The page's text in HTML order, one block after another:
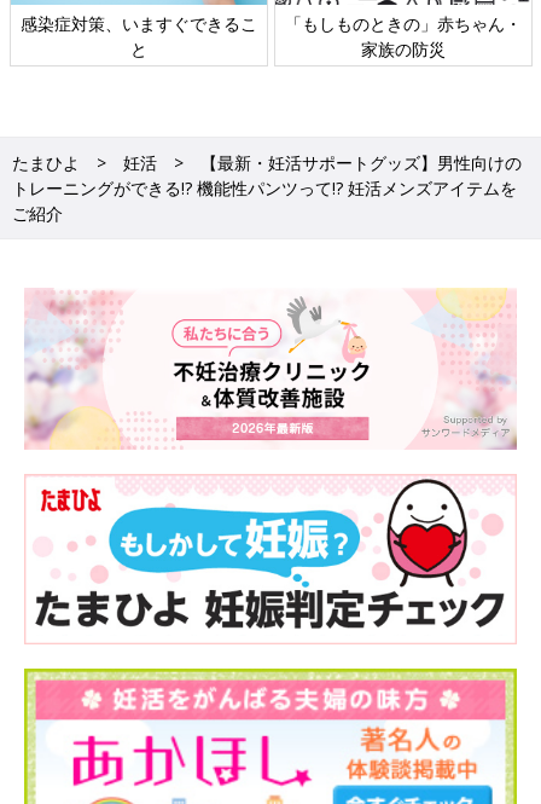
感染症対策、いますぐできるこ
と
「もしものときの」赤ちゃん・
家族の防災
たまひよ 妊活
【最新・妊活サポートグッズ】男性向けの
トレーニングができる!? 機能性パンツって!? 妊活メンズアイテムを
ご紹介